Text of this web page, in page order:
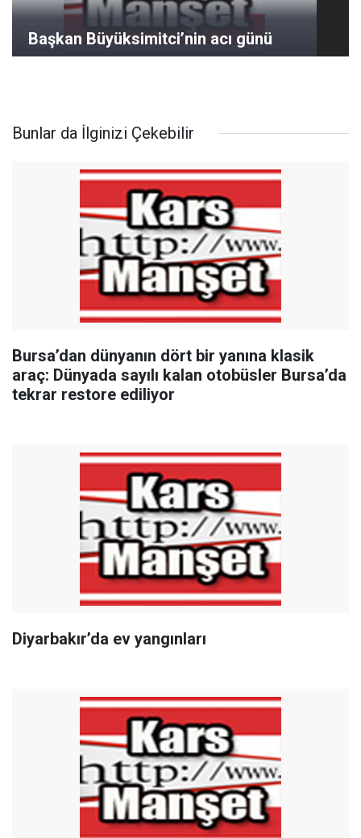
Başkan Büyüksimitci’nin acı günü
Bunlar da İlginizi Çekebilir
Bursa’dan dünyanın dört bir yanına klasik
araç: Dünyada sayılı kalan otobüsler Bursa’da
tekrar restore ediliyor
Diyarbakır’da ev yangınları